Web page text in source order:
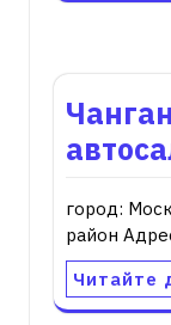
город:
район
Читайте